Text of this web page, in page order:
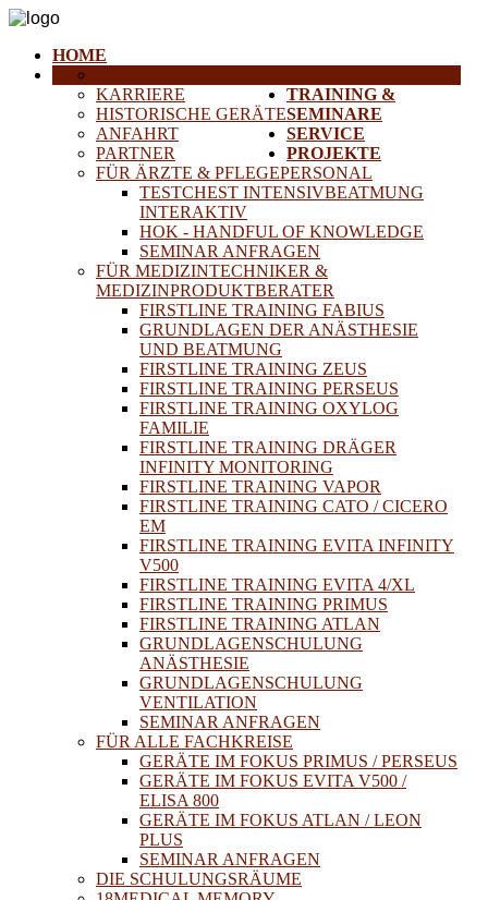
HOME
KARRIERE
HISTORISCHE GERÄTE
ANFAHRT
PARTNER
TRAINING &
SEMINARE
FÜR ÄRZTE & PFLEGEPERSONAL
TESTCHEST INTENSIVBEATMUNG
INTERAKTIV
HOK - HANDFUL OF KNOWLEDGE
SEMINAR ANFRAGEN
FÜR MEDIZINTECHNIKER &
MEDIZINPRODUKTBERATER
FIRSTLINE TRAINING FABIUS
GRUNDLAGEN DER ANÄSTHESIE
UND BEATMUNG
FIRSTLINE TRAINING ZEUS
FIRSTLINE TRAINING PERSEUS
FIRSTLINE TRAINING OXYLOG
FAMILIE
FIRSTLINE TRAINING DRÄGER
INFINITY MONITORING
FIRSTLINE TRAINING VAPOR
FIRSTLINE TRAINING CATO / CICERO
EM
FIRSTLINE TRAINING EVITA INFINITY
V500
FIRSTLINE TRAINING EVITA 4/XL
FIRSTLINE TRAINING PRIMUS
FIRSTLINE TRAINING ATLAN
GRUNDLAGENSCHULUNG
ANÄSTHESIE
GRUNDLAGENSCHULUNG
VENTILATION
SEMINAR ANFRAGEN
FÜR ALLE FACHKREISE
GERÄTE IM FOKUS PRIMUS / PERSEUS
GERÄTE IM FOKUS EVITA V500 /
ELISA 800
GERÄTE IM FOKUS ATLAN / LEON
PLUS
SEMINAR ANFRAGEN
DIE SCHULUNGSRÄUME
SERVICE
PROJEKTE